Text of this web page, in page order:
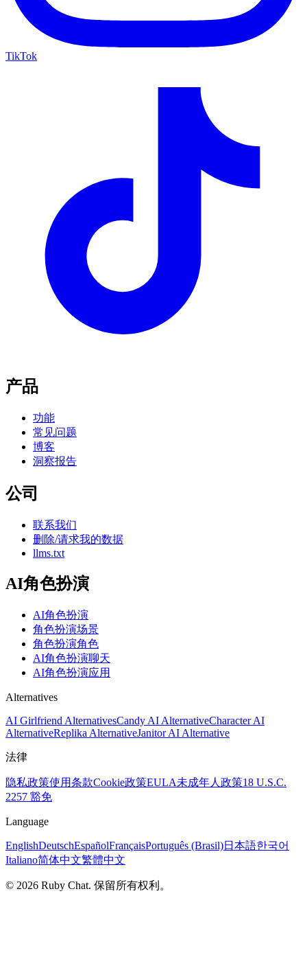
TikTok
产品
功能
常见问题
博客
洞察报告
公司
联系我们
删除/请求我的数据
llms.txt
AI角色扮演
AI角色扮演
角色扮演场景
角色扮演角色
AI角色扮演聊天
AI角色扮演应用
Alternatives
AI Girlfriend AlternativesCandy AI AlternativeCharacter AI
AlternativeReplika AlternativeJanitor AI Alternative
法律
隐私政策使用条款Cookie政策EULA未成年人政策18 U.S.C.
2257 豁免
Language
EnglishDeutschEspañolFrançaisPortuguês (Brasil)日本語한국어
Italiano简体中文繁體中文
© 2026 Ruby Chat. 保留所有权利。